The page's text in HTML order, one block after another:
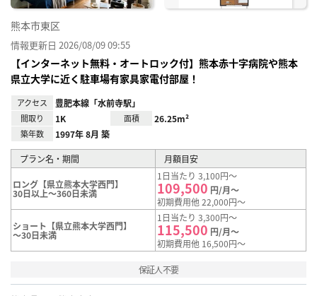
熊本市東区
情報更新日 2026/08/09 09:55
【インターネット無料・オートロック付】熊本赤十字病院や熊本
県立大学に近く駐車場有家具家電付部屋！
アクセス 豊肥本線「水前寺駅」
間取り 1K 面積 26.25m²
築年数 1997年 8月 築
プラン名・期間 月額目安
ロング【県立熊本大学西門】
30日以上～360日未満
1日当たり 3,100円～
109,500 円/月～
初期費用他 22,000円～
ショート【県立熊本大学西門】
～30日未満
1日当たり 3,300円～
115,500 円/月～
初期費用他 16,500円～
保証人不要